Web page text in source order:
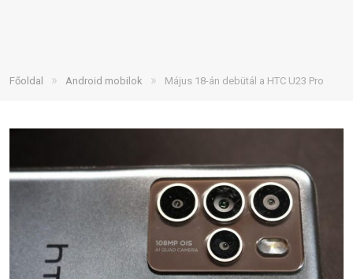
Főoldal » Android mobilok » Május 18-án debütál a HTC U23 Pro